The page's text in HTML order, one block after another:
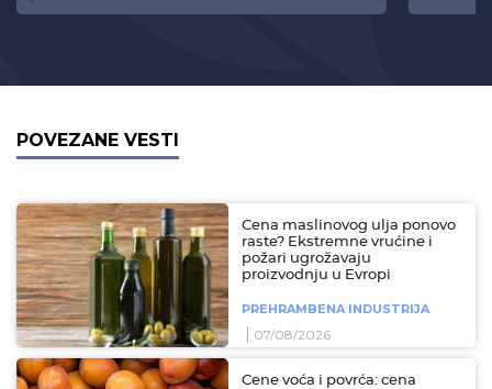
POVEZANE VESTI
Cena maslinovog ulja ponovo
raste? Ekstremne vrućine i
požari ugrožavaju
proizvodnju u Evropi
PREHRAMBENA INDUSTRIJA
07/08/2026
Cene voća i povrća: cena